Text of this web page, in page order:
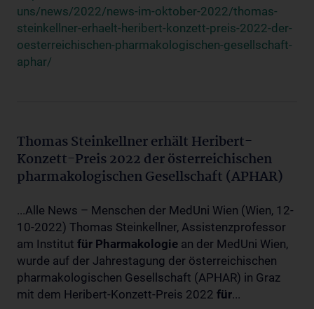
uns/news/2022/news-im-oktober-2022/thomas-
steinkellner-erhaelt-heribert-konzett-preis-2022-der-
oesterreichischen-pharmakologischen-gesellschaft-
aphar/
Thomas Steinkellner erhält Heribert-
Konzett-Preis 2022 der österreichischen
pharmakologischen Gesellschaft (APHAR)
...Alle News – Menschen der MedUni Wien (Wien, 12-
10-2022) Thomas Steinkellner, Assistenzprofessor
am Institut für Pharmakologie an der MedUni Wien,
wurde auf der Jahrestagung der österreichischen
pharmakologischen Gesellschaft (APHAR) in Graz
mit dem Heribert-Konzett-Preis 2022 für...